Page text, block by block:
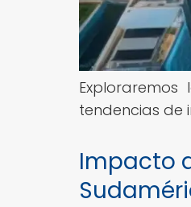
tendencias de
Impacto